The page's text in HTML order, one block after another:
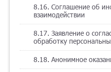
8.16. Соглашение об
взаимодействии
8.17. Заявление о
обработку
8.18. Анонимное